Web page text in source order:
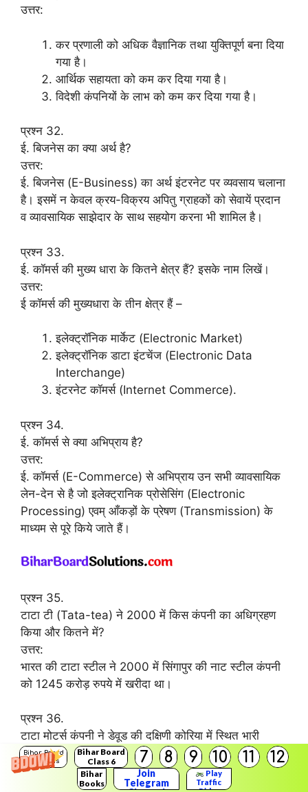
Bihar Board
Solutions
Bihar Board
Class 6
7 8 9 10 11 12
Bihar
Books
Join
Telegram
Play
Traffic
उत्तर:
कर प्रणाली को अधिक वैज्ञानिक तथा युक्तिपूर्ण बना दिया
गया है।
आर्थिक सहायता को कम कर दिया गया है।
विदेशी कंपनियों के लाभ को कम कर दिया गया है।
प्रश्न 32.
ई. बिजनेस का क्या अर्थ है?
उत्तर:
ई. बिजनेस (E-Business) का अर्थ इंटरनेट पर व्यवसाय चलाना
है। इसमें न केवल क्रय-विक्रय अपितु ग्राहकों को सेवायें प्रदान
व व्यावसायिक साझेदार के साथ सहयोग करना भी शामिल है।
प्रश्न 33.
ई. कॉमर्स की मुख्य धारा के कितने क्षेत्र हैं? इसके नाम लिखें।
उत्तर:
ई कॉमर्स की मुख्यधारा के तीन क्षेत्र हैं –
इलेक्ट्रॉनिक मार्केट (Electronic Market)
इलेक्ट्रॉनिक डाटा इंटचेंज (Electronic Data
Interchange)
इंटरनेट कॉमर्स (Internet Commerce).
प्रश्न 34.
ई. कॉमर्स से क्या अभिप्राय है?
उत्तर:
ई. कॉमर्स (E-Commerce) से अभिप्राय उन सभी व्यावसायिक
लेन-देन से है जो इलेक्ट्रानिक प्रोसेसिंग (Electronic
Processing) एवम् आँकड़ों के प्रेषण (Transmission) के
माध्यम से पूरे किये जाते हैं।
प्रश्न 35.
टाटा टी (Tata-tea) ने 2000 में किस कंपनी का अधिग्रहण
किया और कितने में?
उत्तर:
भारत की टाटा स्टील ने 2000 में सिंगापुर की नाट स्टील कंपनी
को 1245 करोड़ रुपये में खरीदा था।
प्रश्न 36.
टाटा मोटर्स कंपनी ने डेवूड की दक्षिणी कोरिया में स्थित भारी
वाणिज्यिक वाहन इकाई कितने में खरीदी?
उत्तर:
टाटा कंपनी ने 2000 में 1870 करोड़ रुपये में अमेरिका की